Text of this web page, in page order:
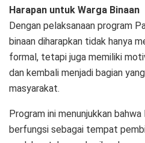
Harapan untuk Warga Binaan
Dengan pelaksanaan program
binaan diharapkan tidak hanya
formal, tetapi juga memiliki
dan kembali menjadi bagian
masyarakat.
Program ini menunjukkan
berfungsi sebagai tempat